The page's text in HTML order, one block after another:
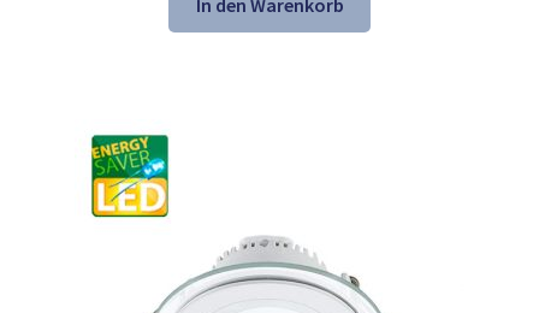
55,10 € 36,98 €.
In den Warenkorb